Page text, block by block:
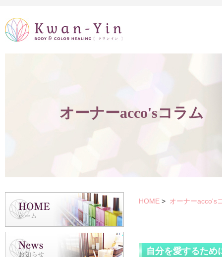
オーナーacco'sコラム
HOME > オーナーacco's
自分を愛するた